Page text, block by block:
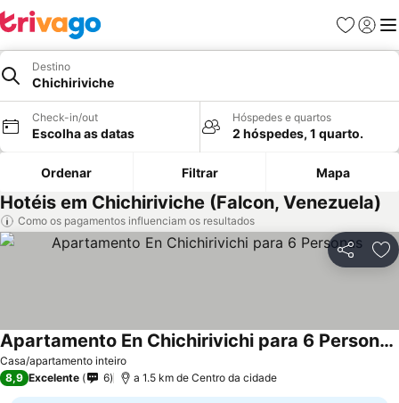
Favoritos
Iniciar
Destino
Chichiriviche
Check-in/out
Escolha as datas
Hóspedes e quartos
2 hóspedes, 1 quarto.
Ordenar Filtrar Mapa
Hotéis em Chichiriviche (Falcon, Venezuela)
Como os pagamentos influenciam os resultados
Partilhar
Casa/apartamento inteiro
Apartamento En Chichirivichi para 6 Personas
8,9 Excelente 6 a 1.5 km de Centro da cidade